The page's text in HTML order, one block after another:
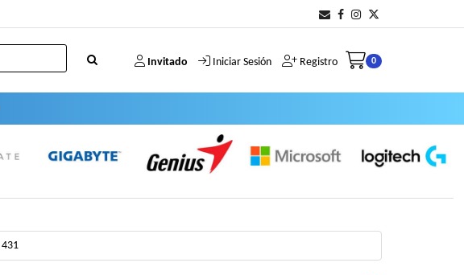
Invitado Iniciar Sesión Registro 0